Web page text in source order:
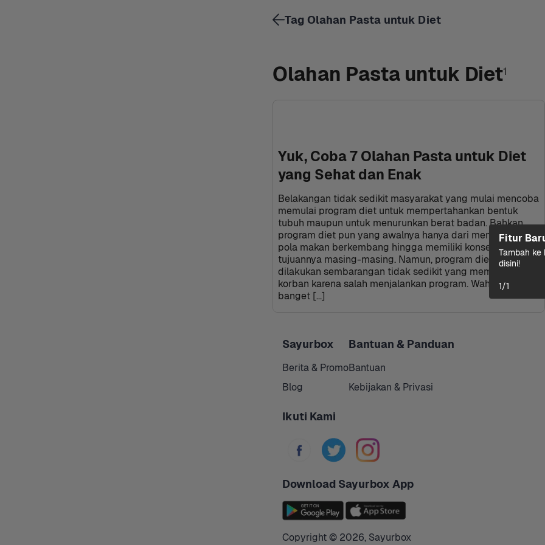
Olahan Pasta untuk Diet1
Yuk, Coba 7 Olahan Pasta untuk Diet
yang Sehat dan Enak
Belakangan tidak sedikit masyarakat yang mulai mencoba
memulai program diet untuk mempertahankan bentuk
tubuh maupun untuk menurunkan berat badan. Bahkan
program diet pun yang awalnya hanya dari membatasi
pola makan berkembang hingga memiliki konsep dan
tujuannya masing-masing. Namun, program diet yang
dilakukan sembarangan tidak sedikit yang memakan
korban karena salah menjalankan program. Wah, ngeri
banget […]
Sayurbox
Berita & Promo
Blog
Bantuan & Panduan
Bantuan
Kebijakan & Privasi
Ikuti Kami
Download Sayurbox App
Copyright © 2026, Sayurbox
Tag Olahan Pasta untuk Diet
Fitur
Tambah ke
disini!
1/1